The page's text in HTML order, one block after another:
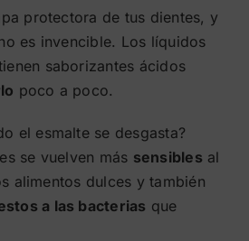
protectora de tus dientes, y
es invencible. Los líquidos
saborizantes ácidos
poco a poco.
el esmalte se desgasta?
se vuelven más sensibles al
alimentos dulces y también
a las bacterias que